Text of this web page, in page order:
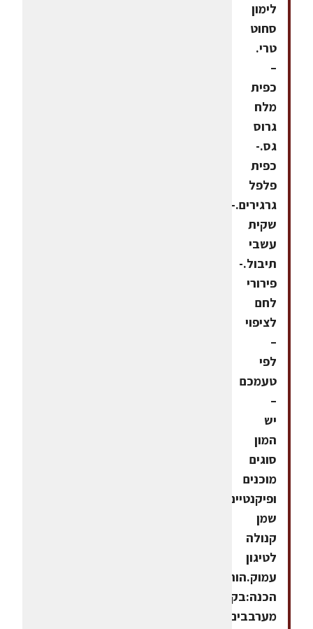
לימון
סחוט
טרי.
–
כפית
מלח
גרוס
גס.-
כפית
פלפל
גרגירים.-
שקית
עשבי
תיבול.-
פירורי
לחם
לציפוי
–
לפי
טעמכם
–
יש
המון
סוגים
מוכנים
ופיקנטיים.-
שמן
קנולה
לטיגון
עמוק.הוראות
הכנה:בקערה
מערבבים